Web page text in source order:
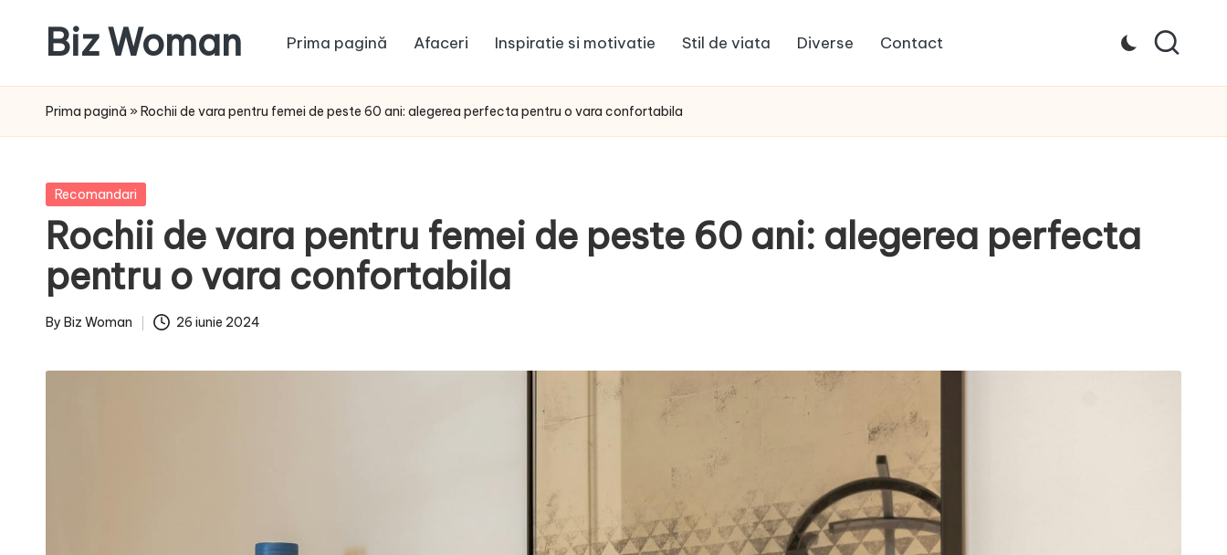
content
Biz Woman
ta,
succesul
Prima pagină Afaceri Inspiratie si motivatie Stil de viata Diverse Contact
Prima pagină » Rochii de vara pentru femei de peste 60 ani: alegerea perfecta pentru o vara confortabila
Posted
Recomandari
Rochii de vara pentru femei de peste 60 ani: alegerea perfecta
pentru o vara confortabila
Posted
By Biz Woman 26 iunie 2024